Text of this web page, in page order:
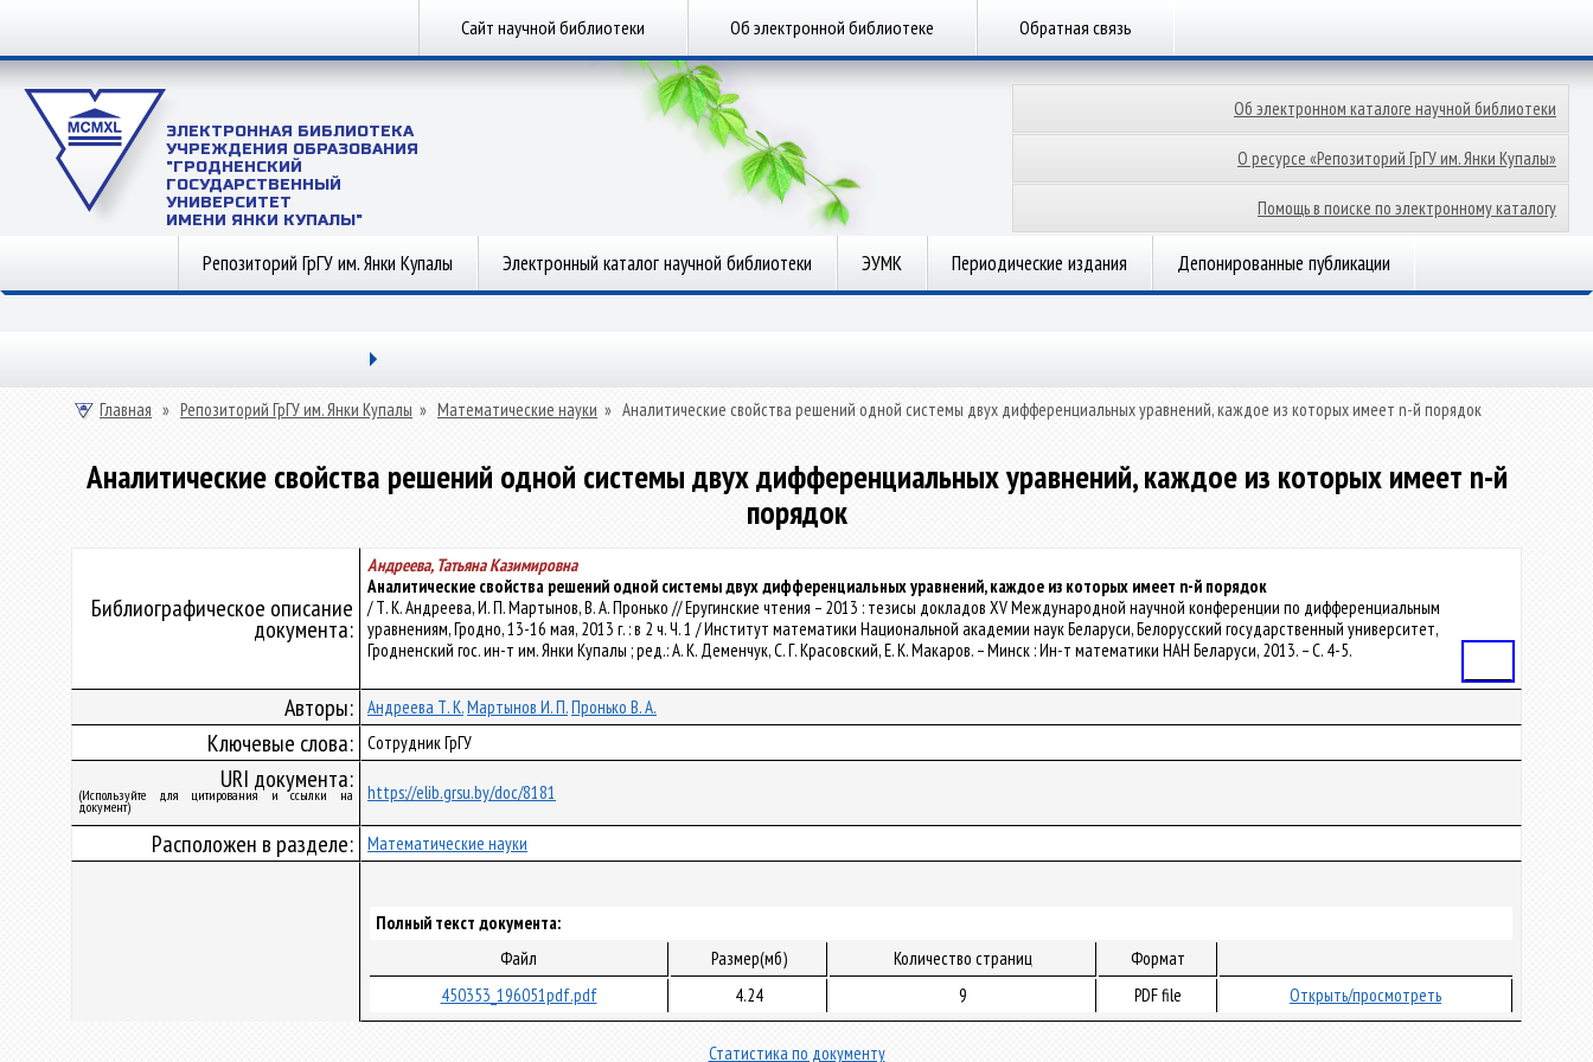
Сайт научной библиотеки Об электронной библиотеке Обратная связь
ЭЛЕКТРОННАЯ БИБЛИОТЕКА
УЧРЕЖДЕНИЯ ОБРАЗОВАНИЯ
"ГРОДНЕНСКИЙ
ГОСУДАРСТВЕННЫЙ
УНИВЕРСИТЕТ
ИМЕНИ ЯНКИ КУПАЛЫ"
Об электронном каталоге научной библиотеки
О ресурсе «Репозиторий ГрГУ им. Янки Купалы»
Помощь в поиске по электронному каталогу
Репозиторий ГрГУ им. Янки Купалы Электронный каталог научной библиотеки ЭУМК Периодические издания Депонированные публикации
Главная » Репозиторий ГрГУ им. Янки Купалы » Математические науки » Аналитические свойства решений одной системы двух дифференциальных уравнений, каждое из которых имеет n-й порядок
Аналитические свойства решений одной системы двух дифференциальных уравнений, каждое из которых имеет n-й
порядок
Библиографическое описание
документа:
Андреева, Татьяна Казимировна
Аналитические свойства решений одной системы двух дифференциальных уравнений, каждое из которых имеет n-й порядок
/ Т. К. Андреева, И. П. Мартынов, В. А. Пронько // Еругинские чтения – 2013 : тезисы докладов XV Международной научной конференции по дифференциальным
уравнениям, Гродно, 13-16 мая, 2013 г. : в 2 ч. Ч. 1 / Институт математики Национальной академии наук Беларуси, Белорусский государственный университет,
Гродненский гос. ин-т им. Янки Купалы ; ред.: А. К. Деменчук, С. Г. Красовский, Е. К. Макаров. – Минск : Ин-т математики НАН Беларуси, 2013. – С. 4-5.
Авторы: Андреева Т. К.Мартынов И. П.Пронько В. А.
Ключевые слова: Сотрудник ГрГУ
URI документа:
(Используйте для цитирования и ссылки на
документ)
https://elib.grsu.by/doc/8181
Расположен в разделе: Математические науки
Полный текст документа:
Файл
Размер(мб) Количество страниц
Формат
450353_196051pdf.pdf
4.24 9 PDF file Открыть/просмотреть
Статистика по документу